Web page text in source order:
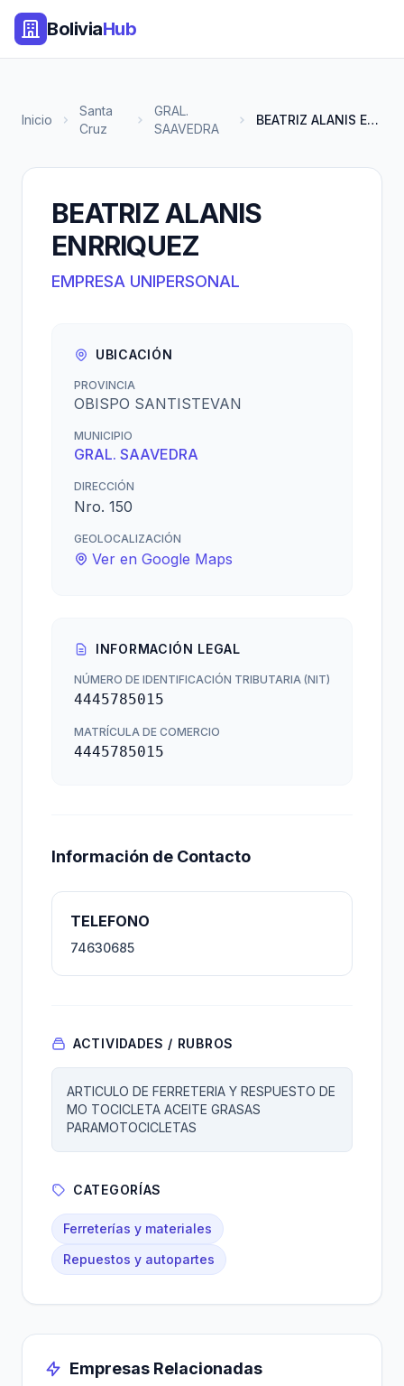
BoliviaHub
Inicio
Santa
Cruz
GRAL.
SAAVEDRA
BEATRIZ ALANIS ENRRIQUEZ
BEATRIZ ALANIS
ENRRIQUEZ
EMPRESA UNIPERSONAL
UBICACIÓN
PROVINCIA
OBISPO SANTISTEVAN
MUNICIPIO
GRAL. SAAVEDRA
DIRECCIÓN
Nro. 150
GEOLOCALIZACIÓN
Ver en Google Maps
INFORMACIÓN LEGAL
NÚMERO DE IDENTIFICACIÓN TRIBUTARIA (NIT)
4445785015
MATRÍCULA DE COMERCIO
4445785015
Información de Contacto
TELEFONO
74630685
ACTIVIDADES / RUBROS
ARTICULO DE FERRETERIA Y RESPUESTO DE
MO TOCICLETA ACEITE GRASAS
PARAMOTOCICLETAS
CATEGORÍAS
Ferreterías y materiales
Repuestos y autopartes
Empresas Relacionadas